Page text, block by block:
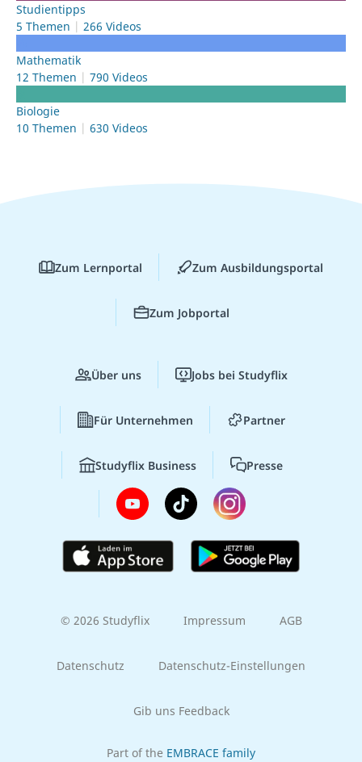
Studientipps
5 Themen
266 Videos
Mathematik
12 Themen
790 Videos
Biologie
10 Themen
630 Videos
Zum Lernportal Zum Ausbildungsportal
Zum Jobportal
Über uns Jobs bei Studyflix
Für Unternehmen Partner
Studyflix Business Presse
© 2026 Studyflix Impressum AGB
Datenschutz Datenschutz-Einstellungen
Gib uns Feedback
Part of the EMBRACE family